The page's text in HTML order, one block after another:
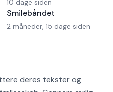
deres tekster og
10 dage siden
Smilebåndet
2 måneder, 15 dage siden